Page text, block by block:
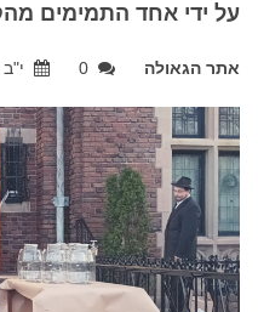
על ידי אחד התמימים
אתר הגאולה 0 י"ב